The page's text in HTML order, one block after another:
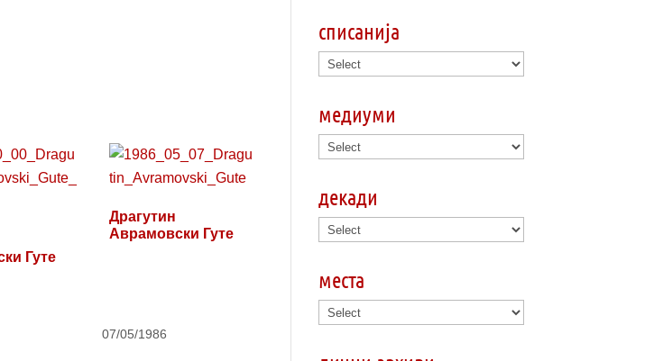
Гуте
Драгутин
Аврамовски Гуте
07/05/1986
списанија
медиуми
декади
места